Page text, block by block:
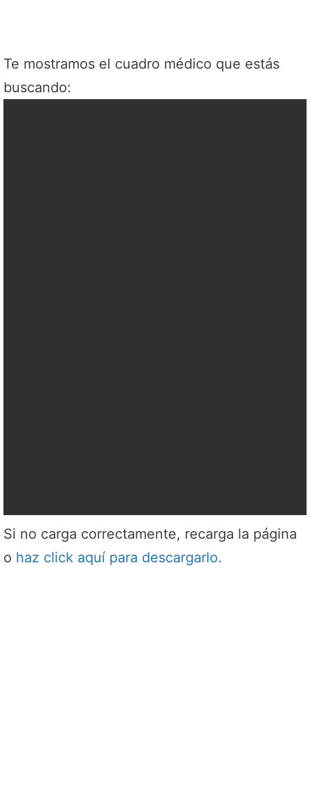
Te mostramos el cuadro médico que estás
buscando:
Si no carga correctamente, recarga la página
o haz click aquí para descargarlo.